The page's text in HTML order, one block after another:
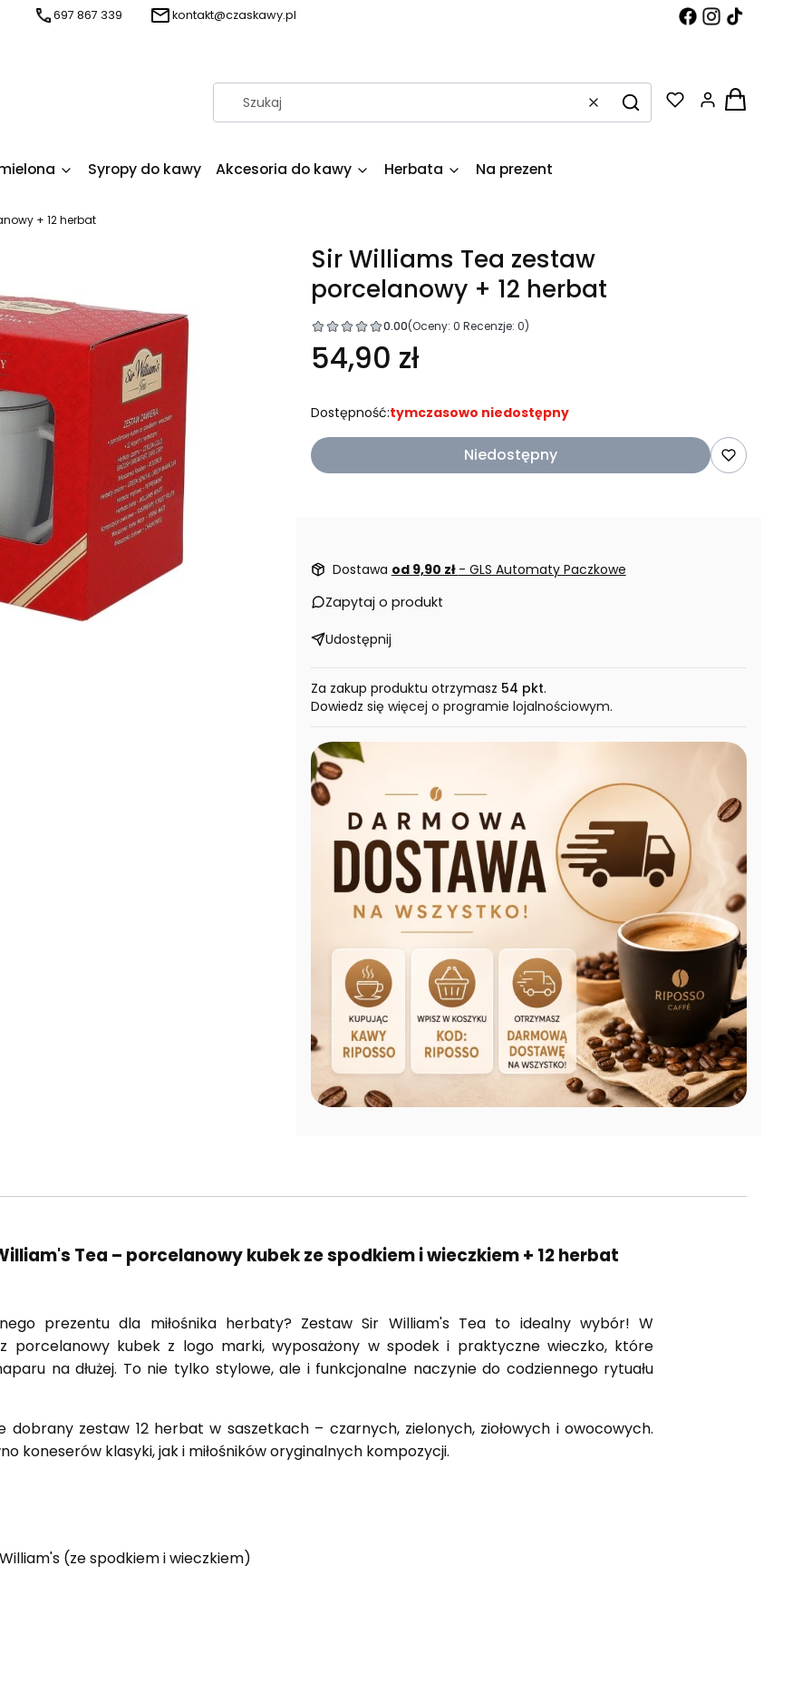
697 867 339 kontakt@czaskawy.pl
WyczyśćSzukaj
Produkty w
Syropy do kawy Akcesoria do kawy Herbata Na prezent
+ 12 herbat
Sir Williams Tea zestaw
porcelanowy + 12 herbat
0.00(Oceny: 0 Recenzje: 0)
54,90 zł
Dostępność:tymczasowo niedostępny
Niedostępny
Dostawa od 9,90 zł - GLS Automaty Paczkowe
Zapytaj o produkt
Udostępnij
Za zakup produktu otrzymasz 54 pkt.
Dowiedz się więcej o programie lojalnościowym.
Tea – porcelanowy kubek ze spodkiem i wieczkiem + 12 herbat
prezentu dla miłośnika herbaty? Zestaw Sir William's Tea to idealny wybór! W
porcelanowy kubek z logo marki, wyposażony w spodek i praktyczne wieczko, które
na dłużej. To nie tylko stylowe, ale i funkcjonalne naczynie do codziennego rytuału
dobrany zestaw 12 herbat w saszetkach – czarnych, zielonych, ziołowych i owocowych.
koneserów klasyki, jak i miłośników oryginalnych kompozycji.
(ze spodkiem i wieczkiem)